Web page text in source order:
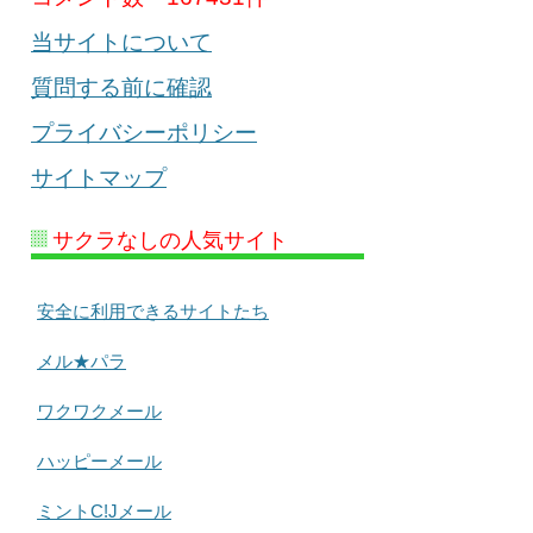
当サイトについて
質問する前に確認
プライバシーポリシー
サイトマップ
サクラなしの人気サイト
安全に利用できるサイトたち
メル★パラ
ワクワクメール
ハッピーメール
ミントC!Jメール